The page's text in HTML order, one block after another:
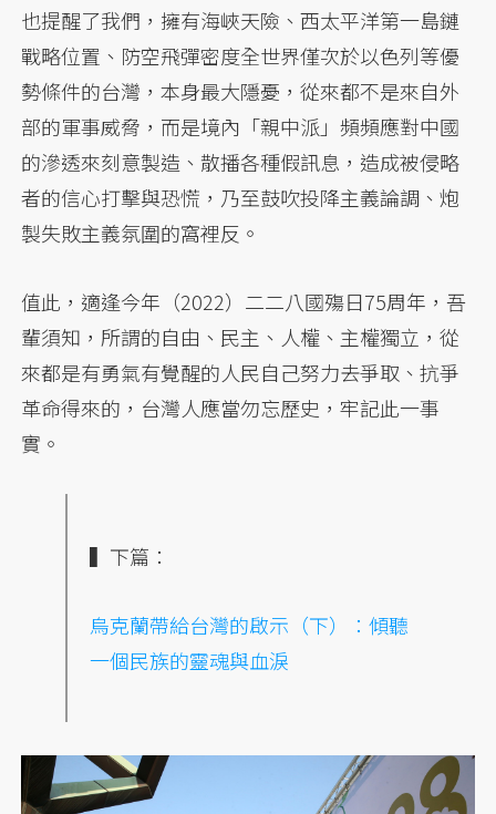
也提醒了我們，擁有海峽天險、西太平洋第一島鏈
戰略位置、防空飛彈密度全世界僅次於以色列等優
勢條件的台灣，本身最大隱憂，從來都不是來自外
部的軍事威脅，而是境內「親中派」頻頻應對中國
的滲透來刻意製造、散播各種假訊息，造成被侵略
者的信心打擊與恐慌，乃至鼓吹投降主義論調、炮
製失敗主義氛圍的窩裡反。
值此，適逢今年（2022）二二八國殤日75周年，吾
輩須知，所謂的自由、民主、人權、主權獨立，從
來都是有勇氣有覺醒的人民自己努力去爭取、抗爭
革命得來的，台灣人應當勿忘歷史，牢記此一事
實。
▍下篇：
烏克蘭帶給台灣的啟示（下）：傾聽
一個民族的靈魂與血淚